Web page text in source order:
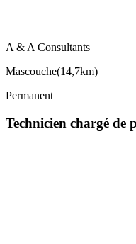
A & A Consultants
Mascouche(14,7km)
Permanent
Technicien chargé de